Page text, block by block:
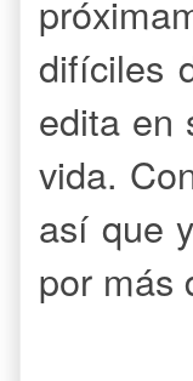
difíciles
edita en
vida.
así que
por más